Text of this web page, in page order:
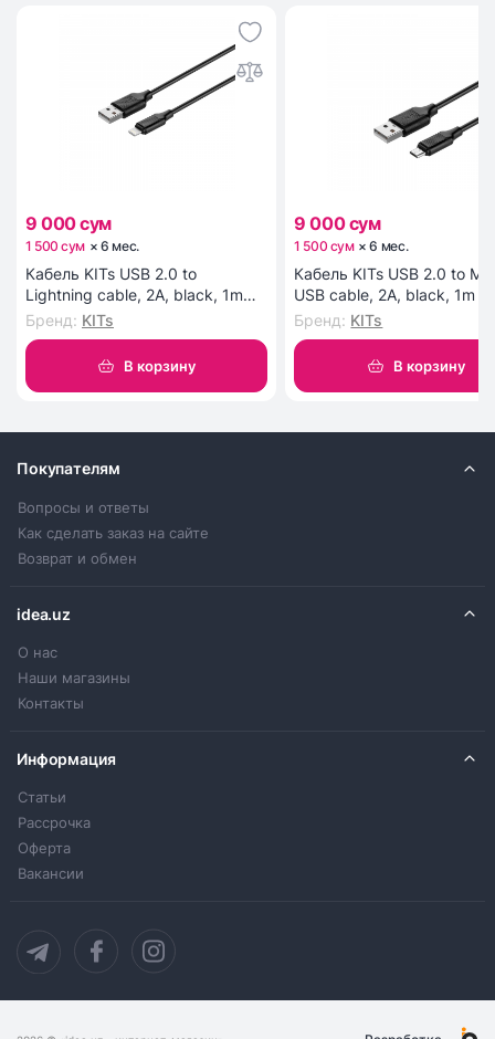
9 000 сум
1 500 сум × 6 мес.
Кабель KITs USB 2.0 to
Lightning cable, 2A, black, 1m
(KITS-W-003)
Бренд: KITs
В корзину
9 000 сум
1 500 сум ×6 мес.
Кабель KITs USB 2.0 to
USB cable, 2A, black, 1m
W-002)
Бренд: KITs
В корзину
Покупателям
Вопросы и ответы
Как сделать заказ на сайте
Возврат и обмен
idea.uz
О нас
Наши магазины
Контакты
Информация
Статьи
Рассрочка
Оферта
Вакансии